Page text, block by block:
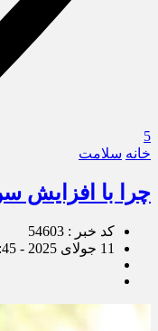
5
خانه سلامت
چرا با افزایش
کد خبر : 54603
11 جولای 2025 - 12:45